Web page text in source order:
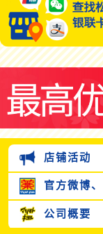
店铺活动
官方微博、
公司概要